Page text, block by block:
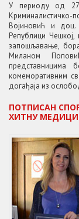
У периоду од
Криминалистичко-
Војиновић и
Републици
запошљавање,
Миланом
представницима
комеморативним
догађаја из
ПОТПИСАН
ХИТНУ